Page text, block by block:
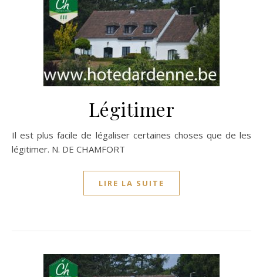
Légitimer
Il est plus facile de légaliser certaines choses que de les
légitimer. N. DE CHAMFORT
LIRE LA SUITE